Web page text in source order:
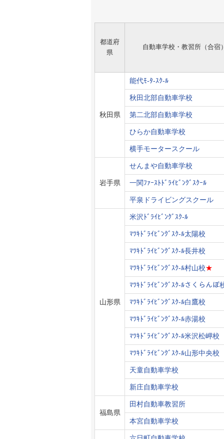
都道府
県
自動車学校・教習所（合宿
秋田県
能代ﾓ-ﾀ-ｽｸ-ﾙ
秋田北部自動車学校
第二北部自動車学校
ひらか自動車学校
横手モータースクール
岩手県
せんまや自動車学校
一関ﾌｧｰｽﾄﾄﾞﾗｲﾋﾞﾝｸﾞｽｸｰﾙ
平泉ドライビングスクール
山形県
米沢ﾄﾞﾗｲﾋﾞﾝｸﾞｽｸ-ﾙ
ﾏﾂｷﾄﾞﾗｲﾋﾞﾝｸﾞｽｸ-ﾙ太陽校
ﾏﾂｷﾄﾞﾗｲﾋﾞﾝｸﾞｽｸ-ﾙ長井校
ﾏﾂｷﾄﾞﾗｲﾋﾞﾝｸﾞｽｸ-ﾙ村山校★
ﾏﾂｷﾄﾞﾗｲﾋﾞﾝｸﾞｽｸ-ﾙさくらんぼ
ﾏﾂｷﾄﾞﾗｲﾋﾞﾝｸﾞｽｸ-ﾙ白鷹校
ﾏﾂｷﾄﾞﾗｲﾋﾞﾝｸﾞｽｸ-ﾙ赤湯校
ﾏﾂｷﾄﾞﾗｲﾋﾞﾝｸﾞｽｸ-ﾙ米沢松岬校
ﾏﾂｷﾄﾞﾗｲﾋﾞﾝｸﾞｽｸ-ﾙ山形中央校
天童自動車学校
新庄自動車学校
福島県
田村自動車教習所
本宮自動車学校